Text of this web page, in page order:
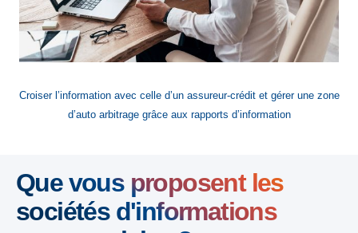
Croiser l’information avec celle d’un assureur-crédit et gérer une zone
d’auto arbitrage grâce aux rapports d’information
Que vous proposent les
sociétés d'informations